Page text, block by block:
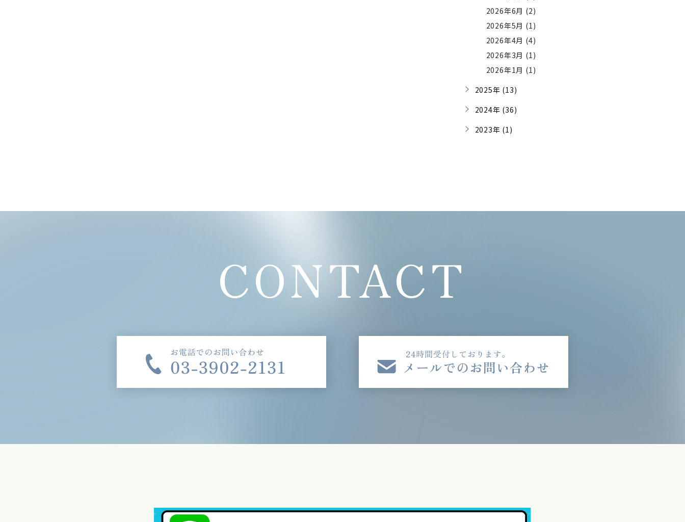
2026年6月 (2)
2026年5月 (1)
2026年4月 (4)
2026年3月 (1)
2026年1月 (1)
2025年 (13)
2024年 (36)
2023年 (1)
CONTACT